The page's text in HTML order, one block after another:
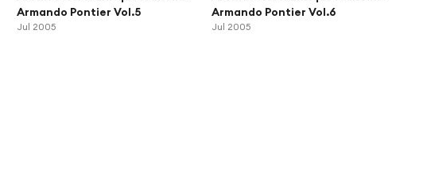
Armando Pontier Vol.5
Jul 2005
Armando Pontier Vol.6
Jul 2005